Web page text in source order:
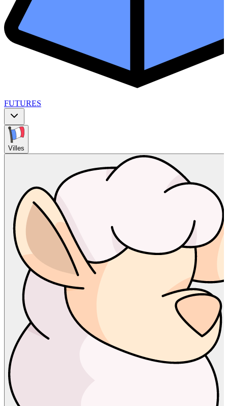
FUTURES
Villes